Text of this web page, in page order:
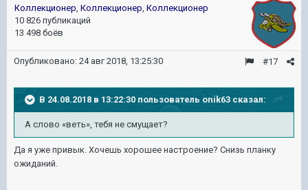
Коллекционер, Коллекционер, Коллекционер
10 826 публикаций
13 498 боёв
#17
Опубликовано: 24 авг 2018, 13:25:30
В 24.08.2018 в 13:22:30 пользователь onik63 сказал:
А слово «веть», тебя не смущает?
Да я уже привык. Хочешь хорошее настроение? Снизь планку
ожиданий.